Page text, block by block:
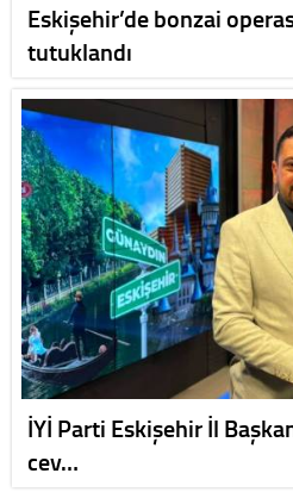
Eskişehir’de bonzai
tutuklandı
İYİ Parti Eskişehir İl
cev…